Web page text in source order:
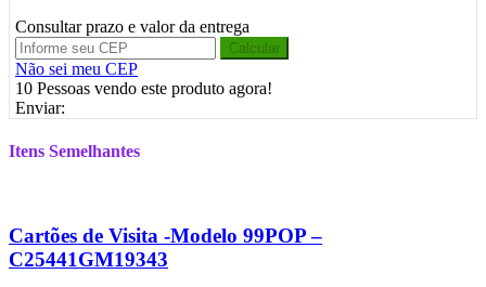
Consultar prazo e valor da entrega
Calcular
Não sei meu CEP
10 Pessoas vendo este produto agora!
Enviar:
Itens Semelhantes
Cartões de Visita -Modelo 99POP –
C25441GM19343